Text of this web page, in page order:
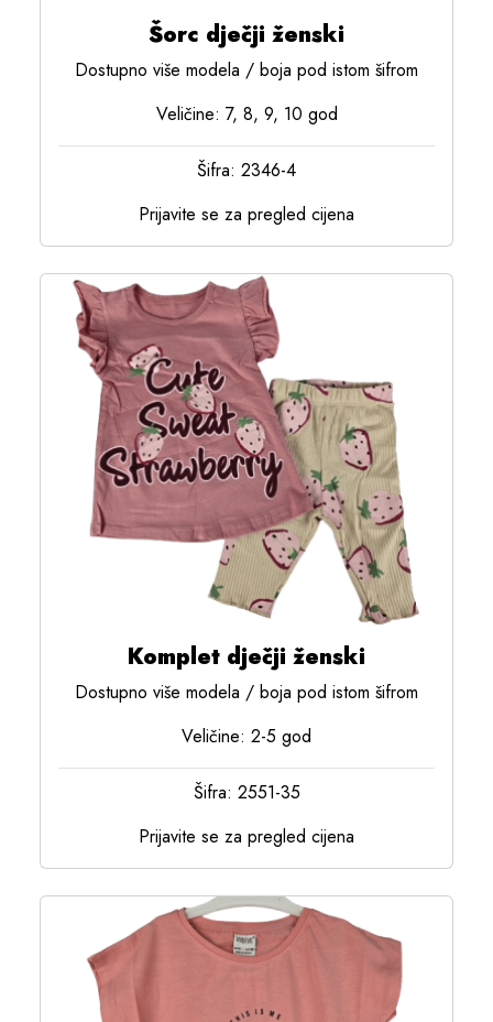
Šorc dječji ženski
Dostupno više modela / boja pod istom šifrom
Veličine: 7, 8, 9, 10 god
Šifra: 2346-4
Prijavite se za pregled cijena
Komplet dječji ženski
Dostupno više modela / boja pod istom šifrom
Veličine: 2-5 god
Šifra: 2551-35
Prijavite se za pregled cijena